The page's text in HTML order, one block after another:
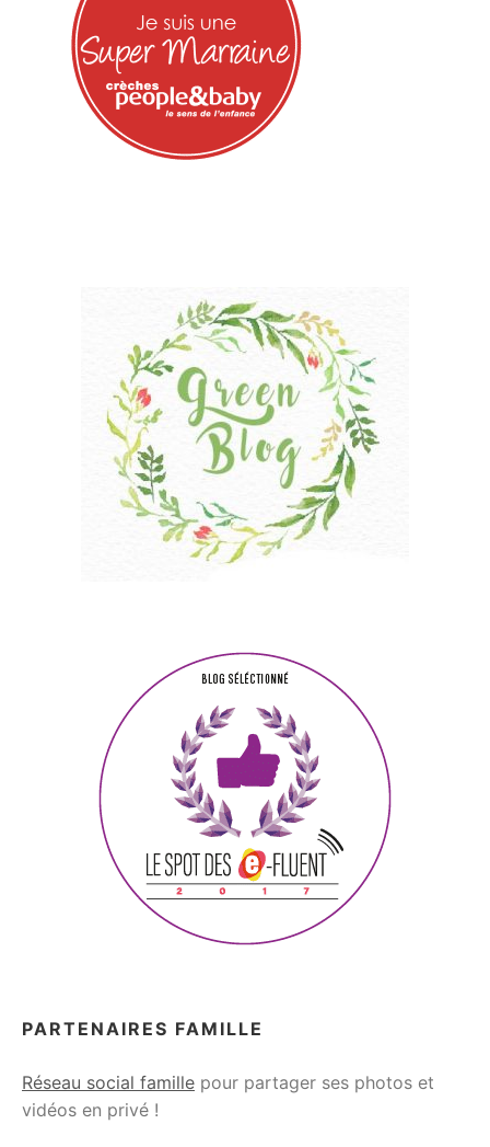
PARTENAIRES FAMILLE
Réseau social famille pour partager ses photos et
vidéos en privé !